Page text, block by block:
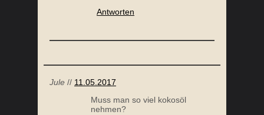
Antworten
Jule // 11.05.2017
Muss man so viel kokosöl
nehmen?